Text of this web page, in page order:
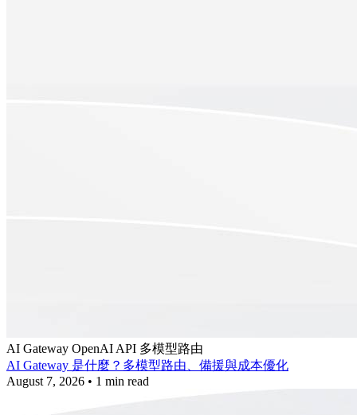
AI Gateway OpenAI API 多模型路由
AI Gateway 是什麼？多模型路由、備援與成本優化
August 7, 2026 • 1 min read